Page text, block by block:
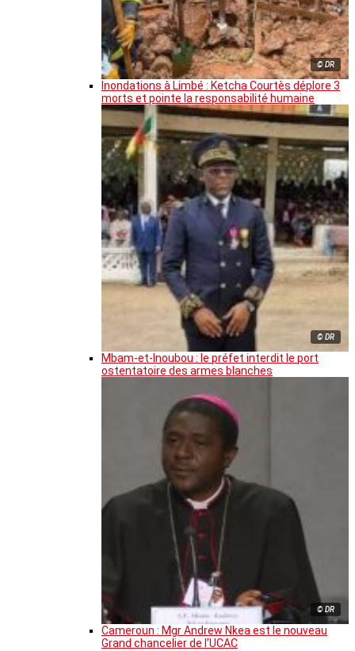
© DR
Inondations à Limbé : Ketcha Courtès déplore 3
morts et pointe la responsabilité humaine
© DR
Mbam-et-Inoubou : le préfet interdit le port
ostentatoire des armes blanches
© DR
Cameroun : Mgr Andrew Nkea est le nouveau
Grand chancelier de l’UCAC